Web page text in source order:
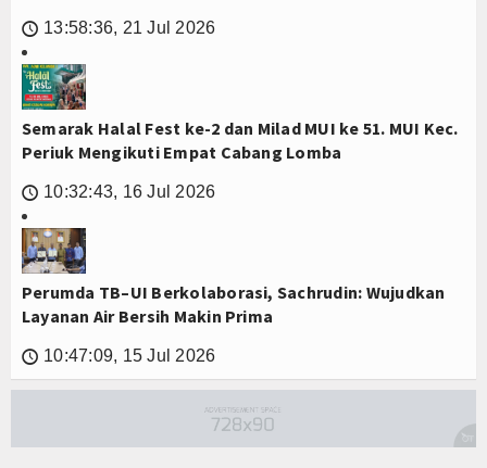
🕔 13:58:36, 21 Jul 2026
Semarak Halal Fest ke-2 dan Milad MUI ke 51. MUI Kec.
Periuk Mengikuti Empat Cabang Lomba
🕔 10:32:43, 16 Jul 2026
Perumda TB–UI Berkolaborasi, Sachrudin: Wujudkan
Layanan Air Bersih Makin Prima
🕔 10:47:09, 15 Jul 2026